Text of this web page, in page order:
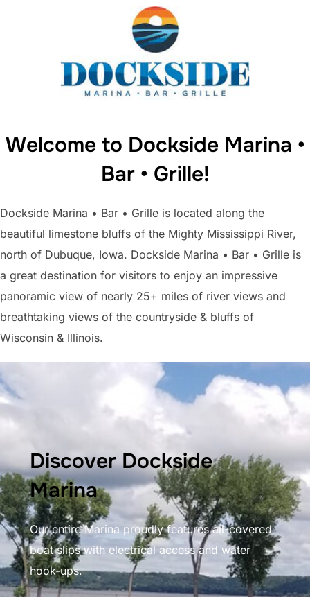
to
content
Welcome to Dockside Marina •
Bar • Grille!
Dockside Marina • Bar • Grille is located along the
beautiful limestone bluffs of the Mighty Mississippi River,
north of Dubuque, Iowa. Dockside Marina • Bar • Grille is
a great destination for visitors to enjoy an impressive
panoramic view of nearly 25+ miles of river views and
breathtaking views of the countryside & bluffs of
Wisconsin & Illinois.
Discover Dockside
Marina
Our entire Marina proudly features all-covered
boat slips with electrical access and water
hook-ups.